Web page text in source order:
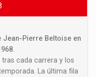
Jean-Pierre Beltoise en
cada carrera y los
La última fila